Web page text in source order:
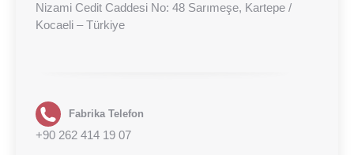
Nizami Cedit Caddesi No: 48 Sarımeşe, Kartepe /
Kocaeli – Türkiye
Fabrika Telefon
+90 262 414 19 07